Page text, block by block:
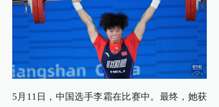
5月11日，中国选手李霜在比赛中。最终，她获